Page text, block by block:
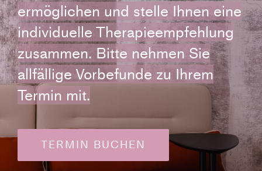
ermöglichen und stelle Ihnen eine
individuelle Therapieempfehlung
zusammen. Bitte nehmen Sie
allfällige Vorbefunde zu Ihrem
Termin mit.
TERMIN BUCHEN